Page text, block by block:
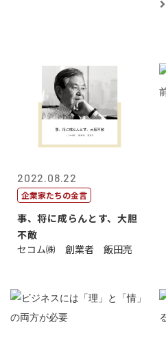
2022.08.22
企業家たちの金言
事、将に成らんとす、大胆
不敵
セコム㈱ 創業者 飯田亮